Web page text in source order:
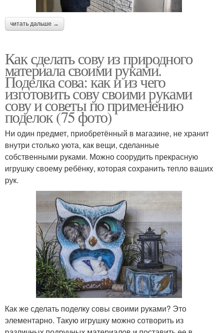
читать дальше →
Как сделать сову из природного
материала своими руками.
Поделка сова: как и из чего
изготовить сову своими руками
сову и советы по применению
поделок (75 фото)
Ни один предмет, приобретённый в магазине, не хранит
внутри столько уюта, как вещи, сделанные
собственными руками. Можно соорудить прекрасную
игрушку своему ребёнку, которая сохранить тепло ваших
рук.
Как же сделать поделку совы своими руками? Это
элементарно. Такую игрушку можно сотворить из